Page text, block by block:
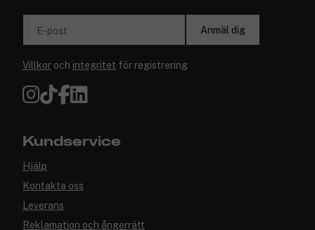
E-post Anmäl dig
Villkor och integritet för registrering
Kundservice
Hjälp
Kontakta oss
Leverans
Reklamation och ångerrätt